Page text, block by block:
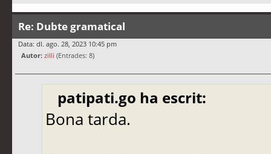
Re: Dubte gramatical
Data: dl. ago. 28, 2023 10:45 pm
Autor: zilli (Entrades: 8)
patipati.go ha escrit:
Bona tarda.